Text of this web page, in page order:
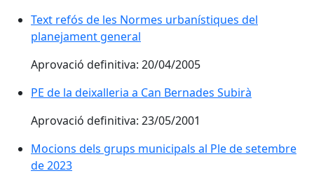
Text refós de les Normes urbanístiques del
planejament general
Aprovació definitiva: 20/04/2005
PE de la deixalleria a Can Bernades Subirà
Aprovació definitiva: 23/05/2001
Mocions dels grups municipals al Ple de setembre
de 2023